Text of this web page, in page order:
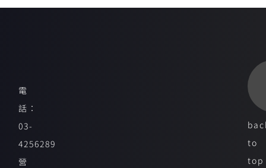
電
話：
03-
4256289
營
to
top